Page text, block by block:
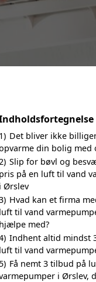
1) Det bliver ikke
din bolig med
Slip for bøvl og
pris på en luft til vand
i Ørslev
Hvad kan et firma
luft til vand
hjælpe med?
Indhent altid mindst
luft til vand
5) Få nemt 3 tilbud på
i Ørslev,